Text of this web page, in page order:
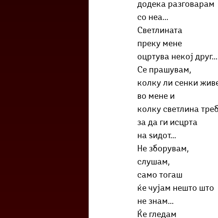
додека разговарам
со неа...
Светлината
преку мене
оцртува некој друг...
Се прашувам,
колку ли сенки
во мене и
колку светлина
за да ги исцрта
на ѕидот...
Не зборувам,
слушам,
само тогаш
ќе чујам нешто што
не знам...
Ќе гледам